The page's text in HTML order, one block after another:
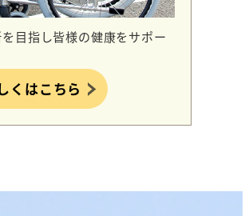
目指し皆様の健康をサポー
くはこちら